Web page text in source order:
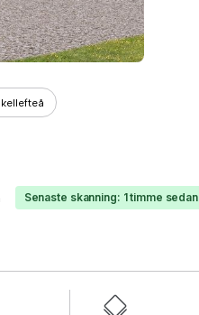
Senaste skanning: 1 timme sedan